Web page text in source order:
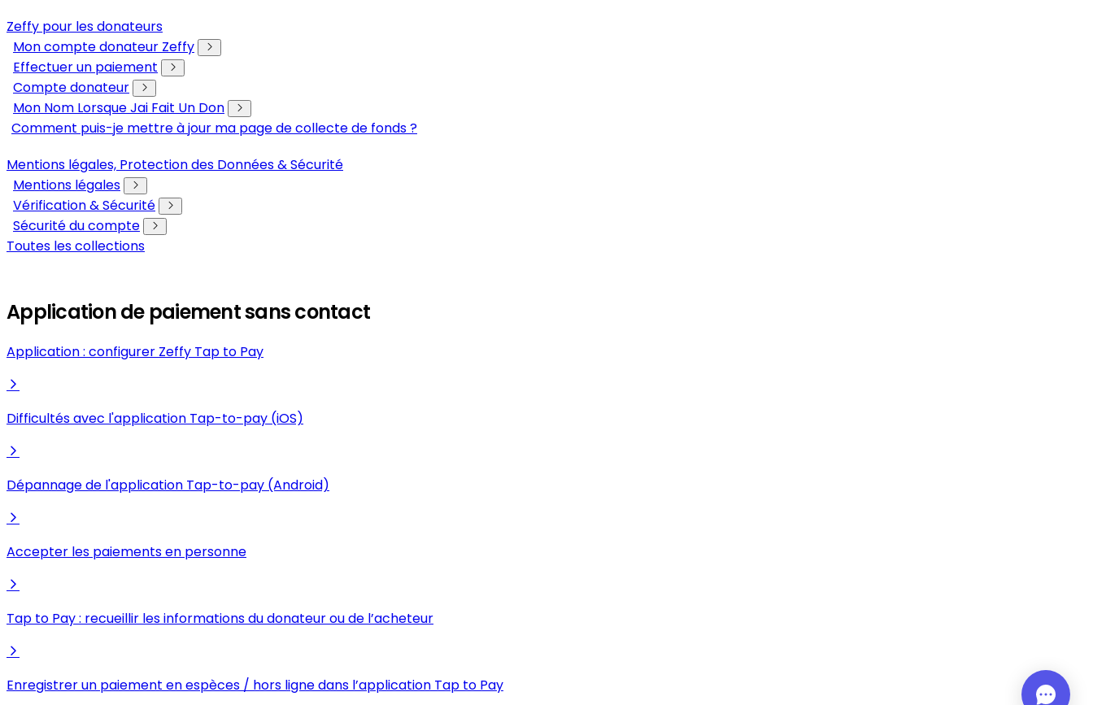
Zeffy pour les donateurs
Mon compte donateur Zeffy
Effectuer un paiement
Compte donateur
Mon Nom Lorsque Jai Fait Un Don
Comment puis-je mettre à jour ma page de collecte de fonds ?
Mentions légales, Protection des Données & Sécurité
Mentions légales
Vérification & Sécurité
Sécurité du compte
Toutes les collections
Application de paiement sans contact
Application : configurer Zeffy Tap to Pay
Difficultés avec l'application Tap-to-pay (iOS)
Dépannage de l'application Tap-to-pay (Android)
Accepter les paiements en personne
Tap to Pay : recueillir les informations du donateur ou de l’acheteur
Enregistrer un paiement en espèces / hors ligne dans l’application Tap to Pay